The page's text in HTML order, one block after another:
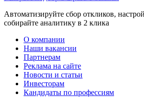
Автоматизируйте сбор откликов,
собирайте аналитику в 2 клика
О компании
Наши вакансии
Партнерам
Реклама на сайте
Новости и статьи
Инвесторам
Кандидаты по профессиям